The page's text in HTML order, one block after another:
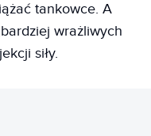
tankowce. A
wrażliwych
siły.